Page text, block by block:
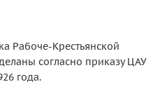
Рабоче-Крестьянской
согласно приказу ЦАУ
года.